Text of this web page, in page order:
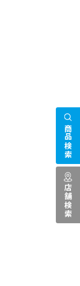
商品検索
店舗検索